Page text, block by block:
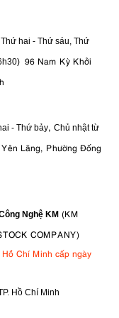
FE 100-400mm F4.5
xuyên chụp thể
tới 800mm
cảbộ chuyển đổi tiêu cự
vi zoom hiệu quả lên
hoạt trong nhiều tình
ống kính.
Thứ hai - Thứ sáu, Thứ
) 96 Nam Kỳ Khởi
- Thứ bảy, Chủ nhật từ
Lãng, Phường Đống
Nghệ KM (KM
COMPANY)
Chí Minh cấp ngày
Hồ Chí Minh